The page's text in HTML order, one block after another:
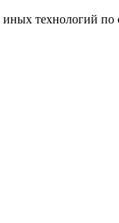
технологий по